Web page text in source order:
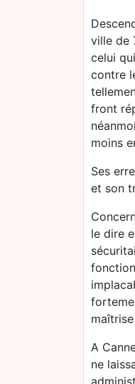
ville de
celui
contre
front
moins
Ses
et son
le dire
A
ne